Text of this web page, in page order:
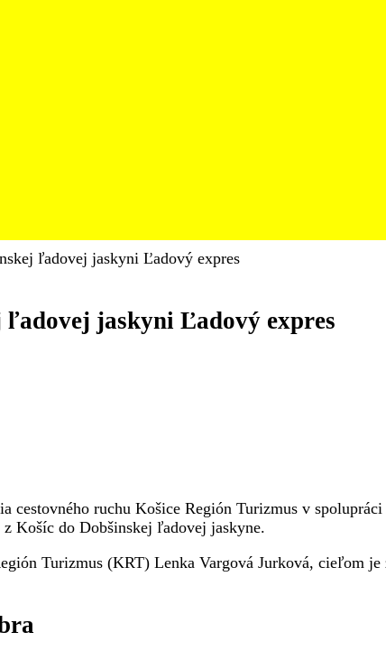
ľadovej jaskyni Ľadový expres
jaskyni Ľadový expres
ruchu Košice Región Turizmus v
Košíc do Dobšinskej ľadovej jaskyne.
Turizmus (KRT) Lenka Vargová Jurková, cieľom